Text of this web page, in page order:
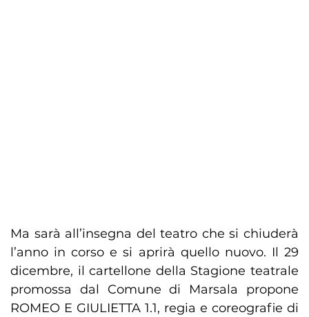
Ma sarà all’insegna del teatro che si chiuderà
l’anno in corso e si aprirà quello nuovo. Il 29
dicembre, il cartellone della Stagione teatrale
promossa dal Comune di Marsala propone
ROMEO E GIULIETTA 1.1, regia e coreografie di